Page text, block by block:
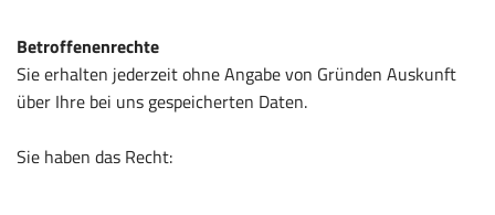
Betroffenenrechte
Sie erhalten jederzeit ohne Angabe von Gründen Auskunft
über Ihre bei uns gespeicherten Daten.
Sie haben das Recht: